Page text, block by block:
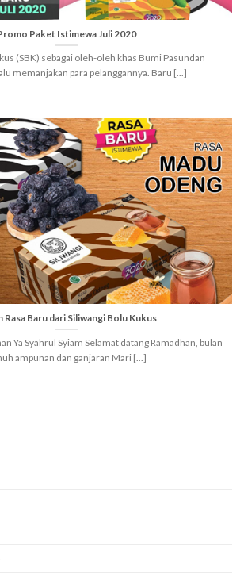
Paket Istimewa Juli 2020
(SBK) sebagai oleh-oleh khas Bumi Pasundan
memanjakan para pelanggannya. Baru [...]
Rasa Baru dari Siliwangi Bolu Kukus
Ya Syahrul Syiam Selamat datang Ramadhan, bulan
ampunan dan ganjaran Mari [...]